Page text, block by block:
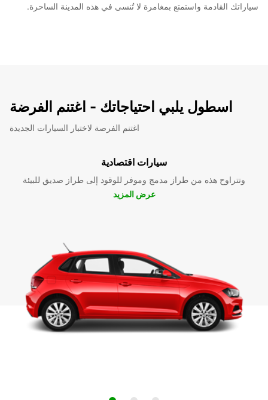
سياراتك القادمة واستمتع بمغامرة لا تُنسى في هذه المدينة الساحرة.
اسطول يلبي احتياجاتك - اغتنم الفرضة
اغتنم الفرصة لاختبار السيارات الجديدة
سيارات اقتصادية
وتتراوح هذه من طراز مدمج وموفر للوقود إلى طراز صديق للبيئة
عرض المزيد